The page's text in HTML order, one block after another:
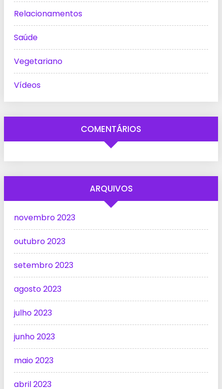
Relacionamentos
Saúde
Vegetariano
Vídeos
COMENTÁRIOS
ARQUIVOS
novembro 2023
outubro 2023
setembro 2023
agosto 2023
julho 2023
junho 2023
maio 2023
abril 2023